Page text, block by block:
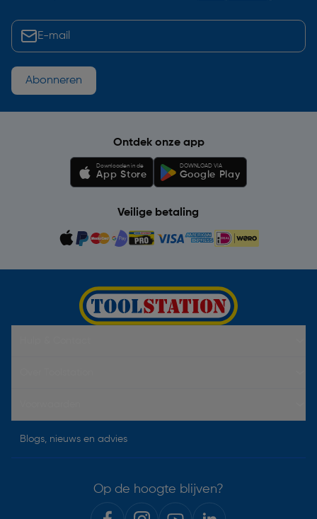
Abonneren
Ontdek onze app
Downloaden in de
App Store
DOWNLOAD VIA
Google Play
Veilige betaling
Blogs, nieuws en advies
Op de hoogte blijven?